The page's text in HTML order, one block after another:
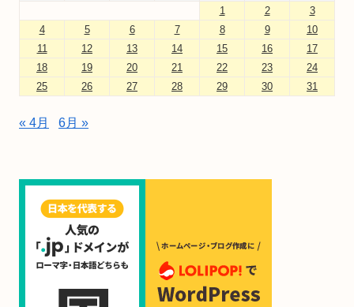
1
2
3
4
5 6 7 8 9
10
11
12 13 14 15 16
17
18
19 20 21 22 23
24
25
26 27 28 29 30 31
« 4月 6月 »